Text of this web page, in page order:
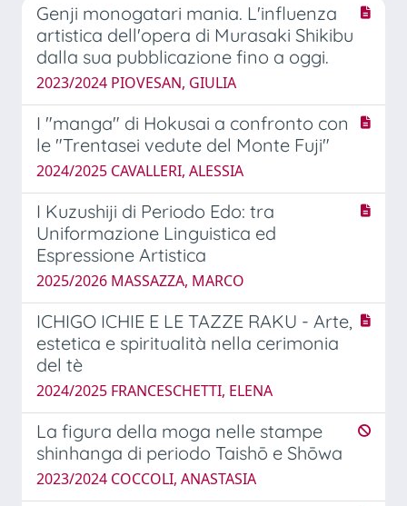
Genji monogatari mania. L'influenza
artistica dell'opera di Murasaki Shikibu
dalla sua pubblicazione fino a oggi.
2023/2024 PIOVESAN, GIULIA
I "manga" di Hokusai a confronto con
le "Trentasei vedute del Monte Fuji"
2024/2025 CAVALLERI, ALESSIA
I Kuzushiji di Periodo Edo: tra
Uniformazione Linguistica ed
Espressione Artistica
2025/2026 MASSAZZA, MARCO
ICHIGO ICHIE E LE TAZZE RAKU - Arte,
estetica e spiritualità nella cerimonia
del tè
2024/2025 FRANCESCHETTI, ELENA
La figura della moga nelle stampe
shinhanga di periodo Taishō e Shōwa
2023/2024 COCCOLI, ANASTASIA